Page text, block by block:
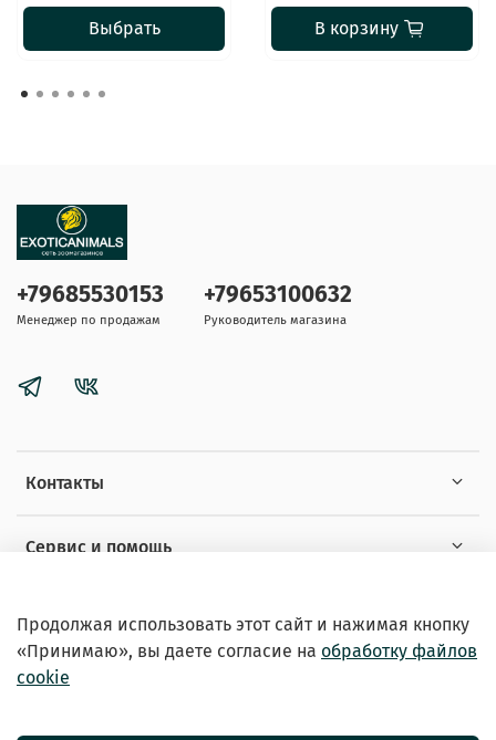
Выбрать В корзину
Контакты
Сервис и помощь
+79685530153
Менеджер по продажам
+79653100632
Руководитель магазина
Продолжая использовать этот сайт и нажимая кнопку
«Принимаю», вы даете согласие на обработку файлов
cookie